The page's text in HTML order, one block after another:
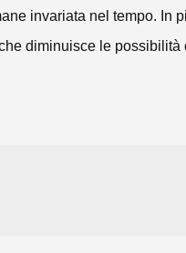
invariata nel tempo.
diminuisce le